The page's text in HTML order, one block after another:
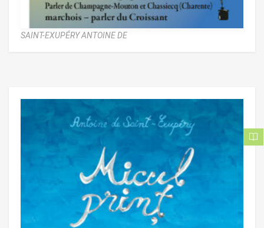
SAINT-EXUPÉRY ANTOINE DE